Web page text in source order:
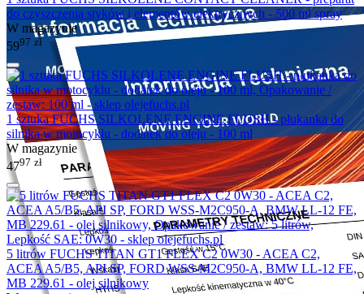
do czyszczenia styków i elementów elektrycznych - 500 ml spray
W magazynie
5997 zł
1 sztuka FUCHS SILKOLENE ENGINE FLUSH - płukanka do
silnika w motocyklu - dodatek do oleju - 100 ml
W magazynie
4797 zł
5 litrów FUCHS TITAN GT1 FLEX C2 0W30 - ACEA C2,
ACEA A5/B5, API SP, FORD WSS-M2C950-A, BMW LL-12 FE,
MB 229.61 - olej silnikowy